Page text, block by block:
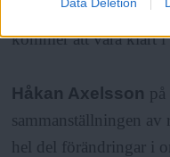
deltidsanställda inom
kommer att vara klart i
Håkan Axelsson
sammanställningen av
hel del förändringar i